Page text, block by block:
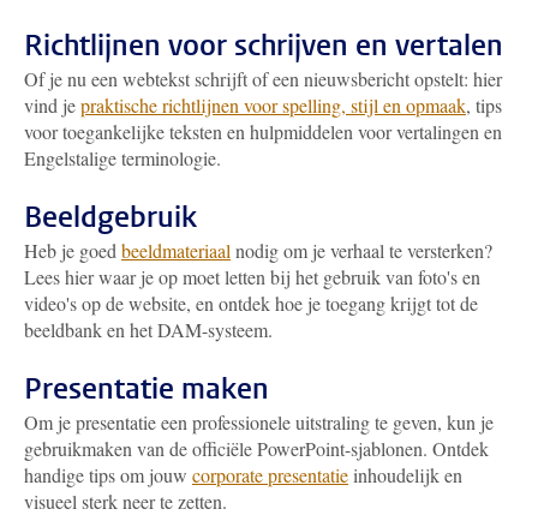
Richtlijnen voor schrijven en vertalen
Of je nu een webtekst schrijft of een nieuwsbericht opstelt: hier
vind jepraktische richtlijnen voor spelling, stijl en opmaak, tips
voor toegankelijke teksten en hulpmiddelen voor vertalingen en
Engelstalige terminologie.
Beeldgebruik
Heb je goed beeldmateriaal nodig om je verhaal te versterken?
Lees hier waar je op moet letten bij het gebruik van foto's en
video's op de website, en ontdek hoe je toegang krijgt tot de
beeldbank en het DAM-systeem.
Presentatie maken
Om je presentatie een professionele uitstraling te geven, kun je
gebruikmaken van de officiële PowerPoint-sjablonen. Ontdek
handige tips om jouw corporate presentatieinhoudelijk en
visueel sterk neer te zetten.